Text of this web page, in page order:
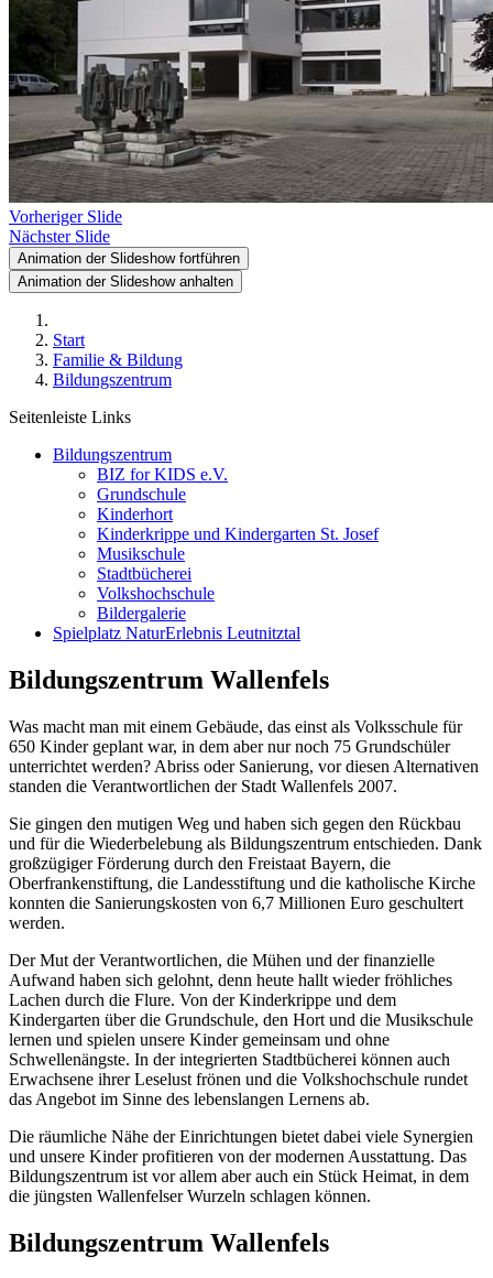
Vorheriger Slide
Nächster Slide
Animation der Slideshow fortführen
Animation der Slideshow anhalten
Start
Familie & Bildung
Bildungszentrum
Seitenleiste Links
Bildungszentrum
BIZ for KIDS e.V.
Grundschule
Kinderhort
Kinderkrippe und Kindergarten St. Josef
Musikschule
Stadtbücherei
Volkshochschule
Bildergalerie
Spielplatz NaturErlebnis Leutnitztal
Bildungszentrum Wallenfels
Was macht man mit einem Gebäude, das einst als Volksschule für
650 Kinder geplant war, in dem aber nur noch 75 Grundschüler
unterrichtet werden? Abriss oder Sanierung, vor diesen Alternativen
standen die Verantwortlichen der Stadt Wallenfels 2007.
Sie gingen den mutigen Weg und haben sich gegen den Rückbau
und für die Wiederbelebung als Bildungszentrum entschieden. Dank
großzügiger Förderung durch den Freistaat Bayern, die
Oberfrankenstiftung, die Landesstiftung und die katholische Kirche
konnten die Sanierungskosten von 6,7 Millionen Euro geschultert
werden.
Der Mut der Verantwortlichen, die Mühen und der finanzielle
Aufwand haben sich gelohnt, denn heute hallt wieder fröhliches
Lachen durch die Flure. Von der Kinderkrippe und dem
Kindergarten über die Grundschule, den Hort und die Musikschule
lernen und spielen unsere Kinder gemeinsam und ohne
Schwellenängste. In der integrierten Stadtbücherei können auch
Erwachsene ihrer Leselust frönen und die Volkshochschule rundet
das Angebot im Sinne des lebenslangen Lernens ab.
Die räumliche Nähe der Einrichtungen bietet dabei viele Synergien
und unsere Kinder profitieren von der modernen Ausstattung. Das
Bildungszentrum ist vor allem aber auch ein Stück Heimat, in dem
die jüngsten Wallenfelser Wurzeln schlagen können.
Bildungszentrum Wallenfels